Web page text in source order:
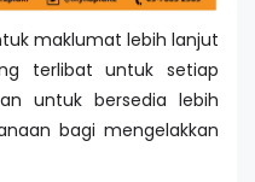
maklumat lebih lanjut
terlibat untuk setiap
untuk bersedia lebih
bagi mengelakkan